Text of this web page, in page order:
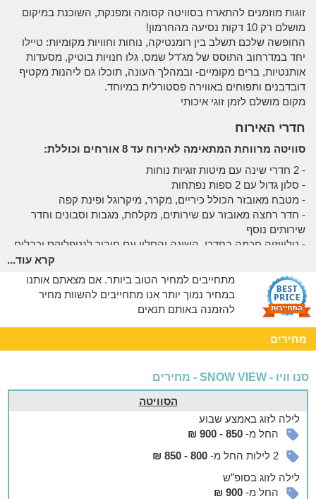
זוגות מוזמנים להתארח בסוויטה קסומה ומפנקת, השוכנת במיקום
מושלם רק 10 דקות נסיעה מהחרמון!
החופשה שלכם תשלב בין רומנטיקה, נוחות וחוויות מקומיות: טיילו
יחד במדרחוב התוסס של מג'דל שמס, גלו חנויות בוטיק, מסעדות
אותנטיות, ברים מקומיים- ובמהלך העונה, תוכלו גם ליהנות מקטיף
דובדבנים ותפוחים באווירה פסטורלית במיוחד.
מקום מושלם לזמן זוגי איכותי
חדרי האירוח
סוויטה מרווחת המתאימה לאירוח עד 8 אורחים וכוללת:
- 2 חדרי שינה עם מיטות זוגיות נוחות
- סלון גדול עם 2 ספות נפתחות
- מטבח מאובזר הכולל כיריים, מקרר, מיקרוגל ופינת קפה
- חדר רחצה מאובזר עם שירותים, מקלחת, מגבות וסבונים וחדר
שירותים נוסף
- טלוויזיה חכמה בחדרי השינה והסלון עם חיבור לנטפליקס וכבלים
- מרפסת נוף עם ג'קוזי ספא גדול ומכשירי הליכון וקרוס
אצלנו בחצר
מרפסת הסוויטה פונה אל הנוף של העיר מג'דל שמס והר החרמון.
במרפסת ניתן להתרווח בנעימים בפינת הישיבה הנוחה ולהביט אל
הנוף הפתוח.
אפשר להזמין
ניתן להוסיף מזרנים בתיאום מראש, בנוסף ניתן להזמין ארוחת בוקר
בתיאום מראש
בסביבה
במרחק קצר מהמקום תוכלו לבקר בקטיף עצמי עונתי של דובדבנים,
תפוחים, סיור במדרחוב מג'דל שמס, מסעדות, ברים, חנויות
הממתקים, אתר החרמון, בניאס, ברכת רם ועוד, טיולי טרקטורונים
קרא עוד...
מתחייבים למחיר הטוב ביותר. אם מצאתם אותנו
במחיר נמוך יותר אנו מתחייבים להשוות מחיר
להזמנה באותם תנאים
מחירים
סנו וויו - SNOW VIEW - מחירים
הסוויטה
לילהלזוג באמצע שבוע
החל מ-850 - 900 ₪
2 לילות החל מ-
800 - 850 ₪
לילהלזוג בסופ”ש
החל מ-900 ₪